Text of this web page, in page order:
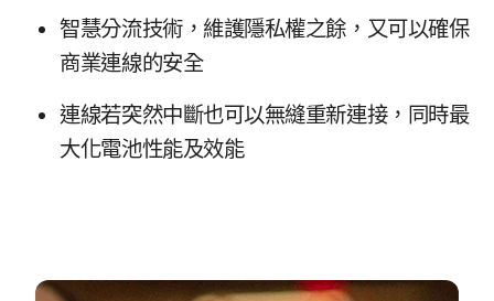
智慧​分流​技術，​維護​隱​私權​之餘，​又​可以​確保​
商業​連線​的​安全
連線​若​突然​中斷​也​可以​無縫​重新​連接，​同時​最​
大化​電池性能​及​效能